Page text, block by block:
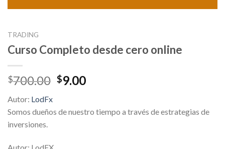
TRADING
Curso Completo desde cero online
$700.00 Original
$700.00.
$9.00Current
$9.00.
Autor: LodFx
Somos dueños de nuestro tiempo a través de estrategias de
inversiones.